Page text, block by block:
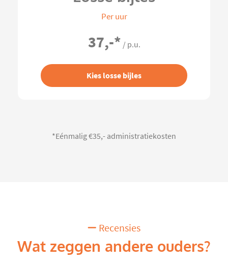
Per uur
37,-* / p.u.
Kies losse bijles
*Eénmalig €35,- administratiekosten
Recensies
Wat zeggen andere ouders?